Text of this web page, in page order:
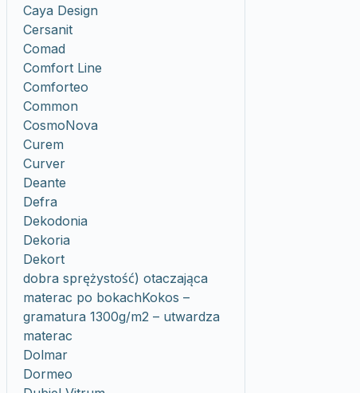
Caya Design
Cersanit
Comad
Comfort Line
Comforteo
Common
CosmoNova
Curem
Curver
Deante
Defra
Dekodonia
Dekoria
Dekort
dobra sprężystość) otaczająca
materac po bokachKokos –
gramatura 1300g/m2 – utwardza
materac
Dolmar
Dormeo